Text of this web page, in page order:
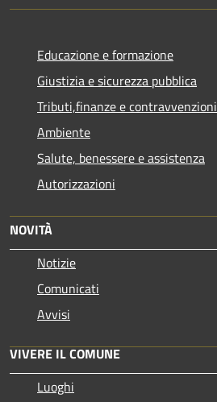
Educazione e formazione
Giustizia e sicurezza pubblica
Tributi,finanze e contravvenzioni
Ambiente
Salute, benessere e assistenza
Autorizzazioni
NOVITÀ
Notizie
Comunicati
Avvisi
VIVERE IL COMUNE
Luoghi